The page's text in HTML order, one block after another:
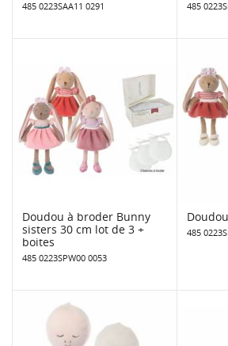
485 0223SAA11 0291 485
Doudou à broder Bunny
sisters 30 cm lot de 3 +
boites
485 0223SPW00 0053
485